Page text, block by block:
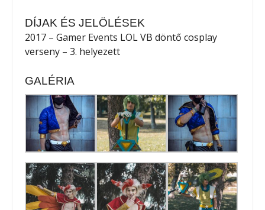
DÍJAK ÉS JELÖLÉSEK
2017 – Gamer Events LOL VB döntő cosplay
verseny – 3. helyezett
GALÉRIA